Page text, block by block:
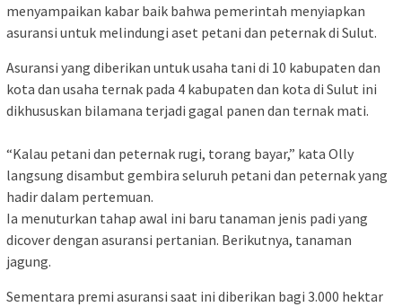
menyampaikan kabar baik bahwa pemerintah menyiapkan
asuransi untuk melindungi aset petani dan peternak di Sulut.
Asuransi yang diberikan untuk usaha tani di 10 kabupaten dan
kota dan usaha ternak pada 4 kabupaten dan kota di Sulut ini
dikhususkan bilamana terjadi gagal panen dan ternak mati.
“Kalau petani dan peternak rugi, torang bayar,” kata Olly
langsung disambut gembira seluruh petani dan peternak yang
hadir dalam pertemuan.
Ia menuturkan tahap awal ini baru tanaman jenis padi yang
dicover dengan asuransi pertanian. Berikutnya, tanaman
jagung.
Sementara premi asuransi saat ini diberikan bagi 3.000 hektar